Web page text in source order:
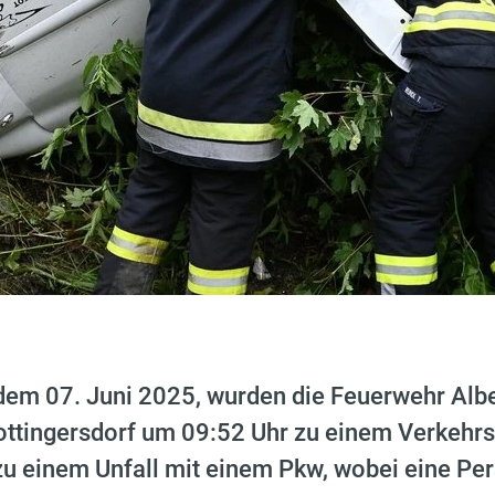
07. Juni 2025, wurden die Feuerwehr
um 09:52 Uhr zu einem
einem Unfall mit einem Pkw, wobei eine